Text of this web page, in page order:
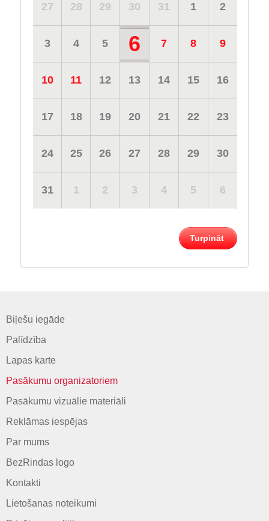
27 28 29 30 31 1 2
3 4 5 6 7 8 9
10 11 12 13 14 15 16
17 18 19 20 21 22 23
24 25 26 27 28 29 30
31 1 2 3 4 5 6
Turpināt
Biļešu iegāde
Palīdzība
Lapas karte
Pasākumu organizatoriem
Pasākumu vizuālie materiāli
Reklāmas iespējas
Par mums
BezRindas logo
Kontakti
Lietošanas noteikumi